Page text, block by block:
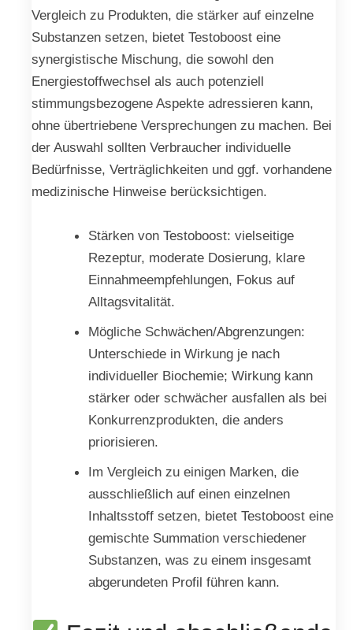
Vergleich zu Produkten, die stärker auf einzelne
Substanzen setzen, bietet Testoboost eine
synergistische Mischung, die sowohl den
Energiestoffwechsel als auch potenziell
stimmungsbezogene Aspekte adressieren kann,
ohne übertriebene Versprechungen zu machen. Bei
der Auswahl sollten Verbraucher individuelle
Bedürfnisse, Verträglichkeiten und ggf. vorhandene
medizinische Hinweise berücksichtigen.
Stärken von Testoboost: vielseitige
Rezeptur, moderate Dosierung, klare
Einnahmeempfehlungen, Fokus auf
Alltagsvitalität.
Mögliche Schwächen/Abgrenzungen:
Unterschiede in Wirkung je nach
individueller Biochemie; Wirkung kann
stärker oder schwächer ausfallen als bei
Konkurrenzprodukten, die anders
priorisieren.
Im Vergleich zu einigen Marken, die
ausschließlich auf einen einzelnen
Inhaltsstoff setzen, bietet Testoboost eine
gemischte Summation verschiedener
Substanzen, was zu einem insgesamt
abgerundeten Profil führen kann.